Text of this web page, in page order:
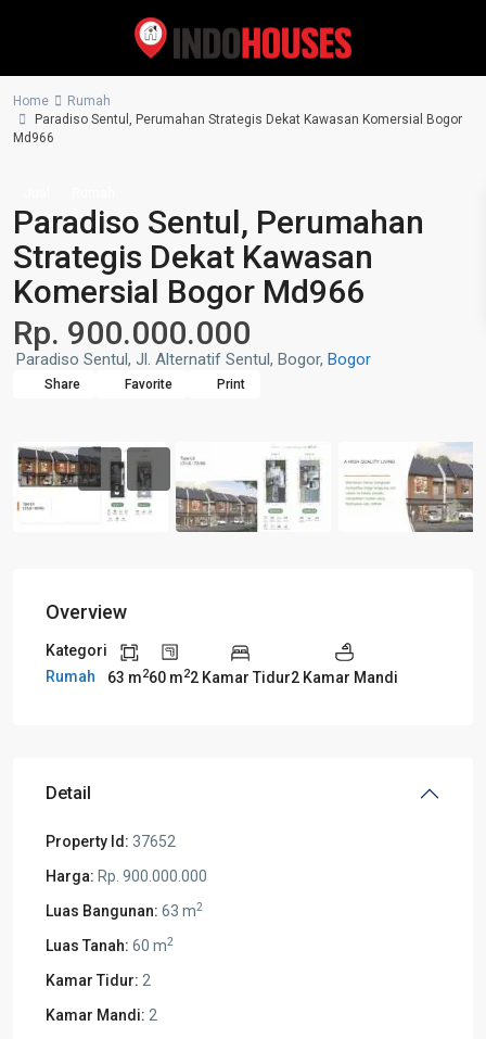
Home
Rumah
Paradiso Sentul, Perumahan Strategis Dekat Kawasan Komersial Bogor
Md966
Paradiso Sentul, Perumahan
Strategis Dekat Kawasan
Komersial Bogor Md966
Rp. 900.000.000
Paradiso Sentul, Jl. Alternatif Sentul, Bogor, Bogor
Share Favorite Print
Overview
Kategori
Rumah
63 m260 m22 Kamar Tidur2 Kamar Mandi
Detail
Property Id: 37652
Harga: Rp. 900.000.000
Luas Bangunan: 63 m2
Luas Tanah: 60 m2
Kamar Tidur: 2
Kamar Mandi: 2